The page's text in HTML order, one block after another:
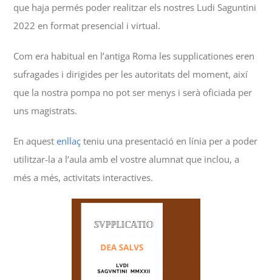
que haja permés poder realitzar els nostres Ludi Saguntini
2022 en format presencial i virtual.
Com era habitual en l’antiga Roma les supplicationes eren
sufragades i dirigides per les autoritats del moment, així
que la nostra pompa no pot ser menys i serà oficiada per
uns magistrats.
En aquestenllaçteniu una presentació en línia per a poder
utilitzar-la a l’aula amb el vostre alumnat que inclou, a
més a més, activitats interactives.